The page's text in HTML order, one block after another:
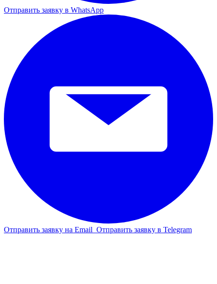
Отправить заявку в WhatsApp
Отправить заявку на Email Отправить заявку в Telegram